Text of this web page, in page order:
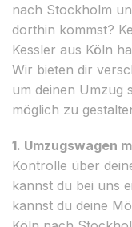
nach Stockholm
dorthin kommst?
Kessler aus Köln
Wir bieten dir
um deinen Umzug
möglich zu
1. Umzugswagen
Kontrolle über
kannst du bei uns
kannst du deine